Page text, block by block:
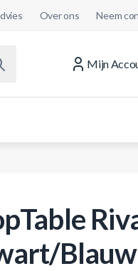
Over ons Neem
Mijn